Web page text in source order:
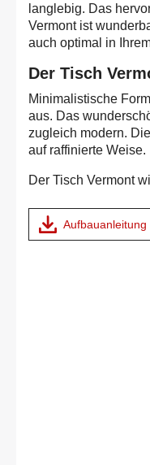
langlebig. Das
Vermont ist
auch optimal in
Der Tisch
Minimalistische
aus. Das
zugleich modern.
auf raffinierte Weise.
Der Tisch Vermont
Aufbauanleitung